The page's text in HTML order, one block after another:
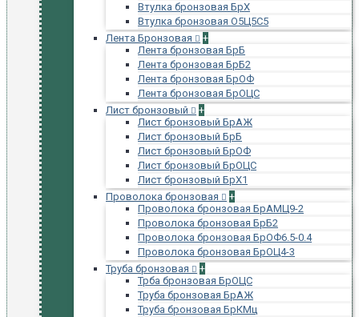
Втулка бронзовая БрХ
Втулка бронзовая О5Ц5С5
Лента Бронзовая
+
Лента бронзовая БрБ
Лента бронзовая БрБ2
Лента бронзовая БрОФ
Лента бронзовая БрОЦС
Лист бронзовый
+
Лист бронзовый БрАЖ
Лист бронзовый БрБ
Лист бронзовый БрОФ
Лист бронзовый БрОЦС
Лист бронзовый БрХ1
Проволока бронзовая
+
Проволока бронзовая БрАМЦ9-2
Проволока бронзовая БрБ2
Проволока бронзовая БрОФ6.5-0.4
Проволока бронзовая БрОЦ4-3
Труба бронзовая
+
Трба бронзовая БрОЦС
Труба бронзовая БрАЖ
Труба бронзовая БрКМц